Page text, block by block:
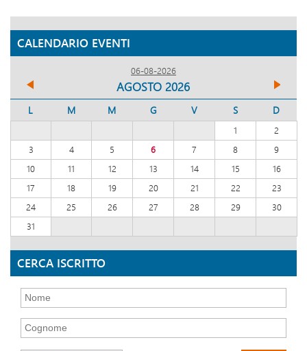
CALENDARIO EVENTI
06-08-2026
AGOSTO 2026
L M M G V S D
1
2
3
4 5 6 7 8
9
10
11 12 13 14 15
16
17
18 19 20 21 22
23
24
25 26 27 28 29
30
31
CERCA ISCRITTO